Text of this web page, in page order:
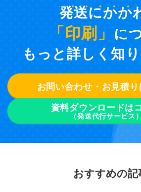
発送にかか
「印刷」
に
もっと詳しく知
お問い合わせ・お見積り
資料ダウンロードは
（発送代行サービス）
おすすめの記